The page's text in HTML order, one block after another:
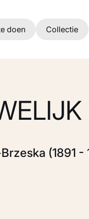
doen Collectie
(1891 -